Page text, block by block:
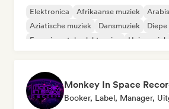
Elektronica Afrikaanse muziek
Aziatische muziek
Dansmuziek
Diepe
Experimentele elektronica
Huismuziek
Monkey In Space
Booker, Label, Manager,